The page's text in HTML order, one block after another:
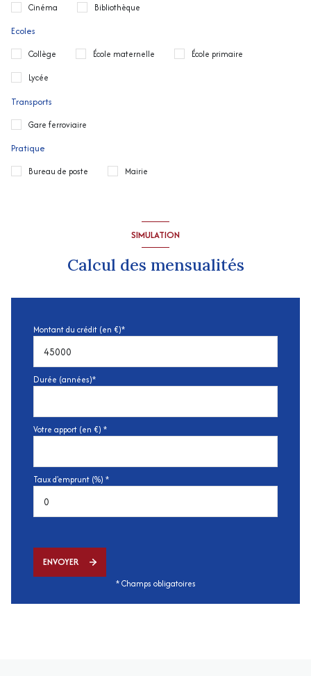
Cinéma Bibliothèque
Ecoles
Collège École maternelle École primaire
Lycée
Transports
Gare ferroviaire
Pratique
Bureau de poste Mairie
SIMULATION
Calcul des mensualités
Montant du crédit (en €)*
Durée (années)*
Votre apport (en €) *
Taux d'emprunt (%) *
ENVOYER
* Champs obligatoires